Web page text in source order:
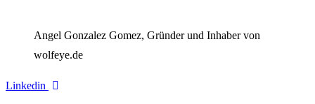
Angel Gonzalez Gomez, Gründer und Inhaber von
wolfeye.de
Linkedin